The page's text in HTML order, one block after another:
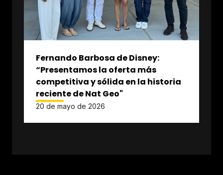
Fernando Barbosa de Disney:
“Presentamos la oferta más
competitiva y sólida en la historia
reciente de Nat Geo"
20 de mayo de 2026